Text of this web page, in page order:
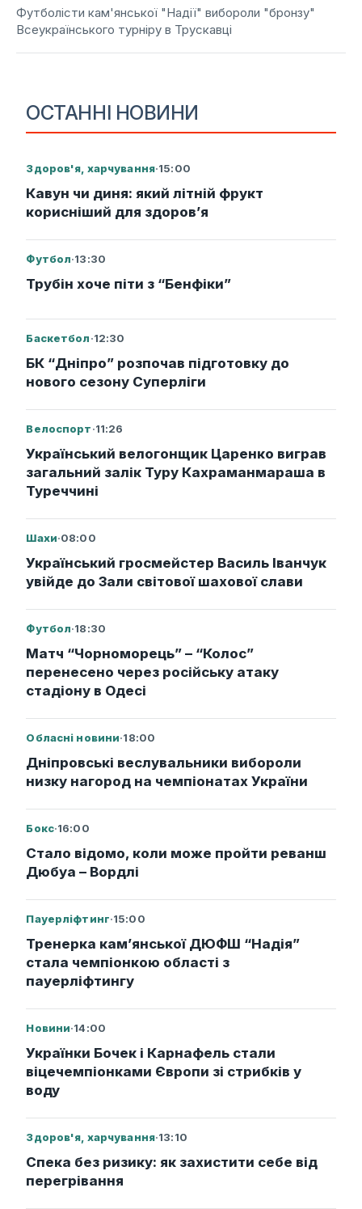
ОСТАННІ НОВИНИ
Здоров'я, харчування·15:00
Кавун чи диня: який літній фрукт
корисніший для здоров’я
Футбол·13:30
Трубін хоче піти з “Бенфіки”
Баскетбол·12:30
БК “Дніпро” розпочав підготовку до
нового сезону Суперліги
Велоспорт·11:26
Український велогонщик Царенко виграв
загальний залік Туру Кахраманмараша в
Туреччині
Шахи·08:00
Український гросмейстер Василь Іванчук
увійде до Зали світової шахової слави
Футбол·18:30
Матч “Чорноморець” – “Колос”
перенесено через російську атаку
стадіону в Одесі
Обласні новини·18:00
Дніпровські веслувальники вибороли
низку нагород на чемпіонатах України
Бокс·16:00
Стало відомо, коли може пройти реванш
Дюбуа – Вордлі
Пауерліфтинг·15:00
Тренерка кам’янської ДЮФШ “Надія”
стала чемпіонкою області з
пауерліфтингу
Новини·14:00
Українки Бочек і Карнафель стали
віцечемпіонками Європи зі стрибків у
воду
Здоров'я, харчування·13:10
Спека без ризику: як захистити себе від
перегрівання
Футболісти кам'янської "Надії" вибороли "бронзу"
Всеукраїнського турніру в Трускавці